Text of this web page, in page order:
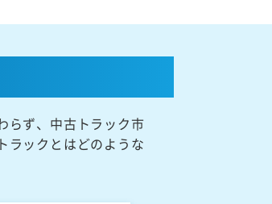
らず、中古トラック市
ラックとはどのような